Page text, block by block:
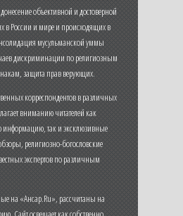
объективной и достоверной
в России и мире и происходящих в
мусульманской уммы
дискриминации по религиозным
защита прав верующих.
корреспондентов в различных
вниманию читателей как
информацию, так и эксклюзивные
религиозно-богословские
экспертов по различным
на «Ансар.Ru», рассчитаны на